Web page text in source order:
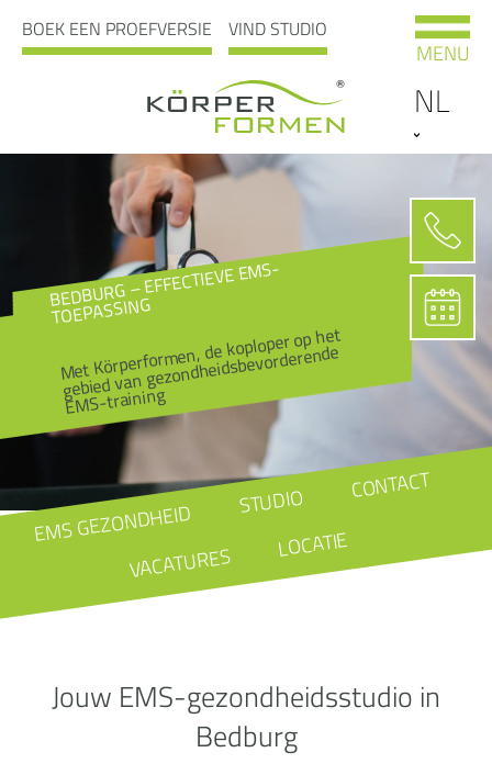
BOEK EEN PROEFVERSIE VIND STUDIO
NL
MENU
BEDBURG – EFFECTIEVE EMS-
TOEPASSING
Met Körperformen, de koploper op het
gebied van gezondheidsbevorderende
EMS-training
EMS GEZONDHEID STUDIO CONTACT
VACATURES LOCATIE
Jouw EMS-gezondheidsstudio in
Bedburg